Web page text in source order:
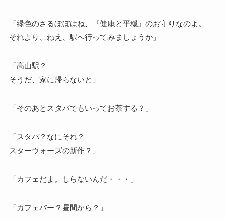
「緑色のさるぼぼはね、『健康と平穏』のお守りなのよ。
それより、ねえ、駅へ行ってみましょうか」
「高山駅？
そうだ、家に帰らないと」
「そのあとスタバでもいってお茶する？」
「スタバ？なにそれ？
スターウォーズの新作？」
「カフェだよ。しらないんだ・・・」
「カフェバー？昼間から？」